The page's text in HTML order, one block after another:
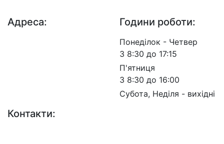
Адреса: Години роботи:
Понеділок - Четвер
З 8:30 до 17:15
П'ятниця
З 8:30 до 16:00
Субота, Неділя - вихідні
Контакти: